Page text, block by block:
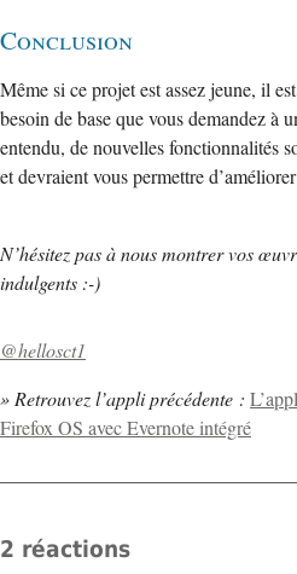
Conclusion
Même si ce projet est assez jeune, il
besoin de base que vous demandez à
entendu, de nouvelles fonctionnalités
et devraient vous permettre
N’hésitez pas à nous montrer vos
indulgents :-)
@hellosct1
» Retrouvez l’appli précédente :
Firefox OS avec Evernote intégré
2 réactions